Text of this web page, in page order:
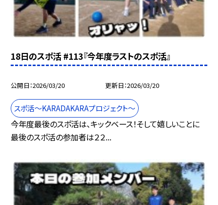
18日のスポ活 #113『今年度ラストのスポ活』
公開日 2026/03/20 更新日 2026/03/20
スポ活～KARADAKARAプロジェクト～
今年度最後のスポ活は、キックベース！そして嬉しいことに
最後のスポ活の参加者は２２...